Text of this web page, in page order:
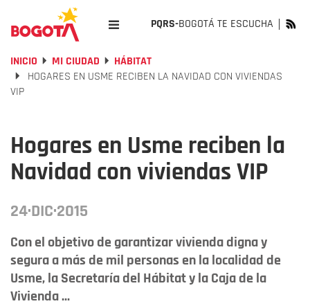
PQRS-BOGOTÁ TE ESCUCHA
INICIO MI CIUDAD
HÁBITAT
HOGARES EN USME RECIBEN LA NAVIDAD CON VIVIENDAS
VIP
Hogares en Usme reciben la
Navidad con viviendas VIP
24·DIC·2015
Con el objetivo de garantizar vivienda digna y
segura a más de mil personas en la localidad de
Usme, la Secretaría del Hábitat y la Caja de la
Vivienda ...